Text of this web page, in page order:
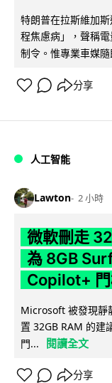
特朗普在拉斯維加
程焦慮病」，聲稱
制令。惟專業車媒
分享
人工智能
Lawton 2 小時
微軟刪走
為 8GB
Copilot+ 門
Microsoft 被發現靜
置 32GB RAM 的建
門...
閱讀全文
分享